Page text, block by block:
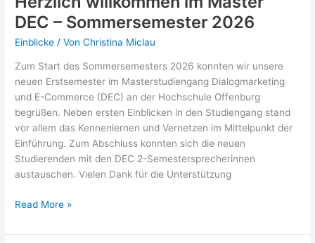
DEC – Sommersemester 2026
Einblicke / VonChristina Miclau
Zum Start des Sommersemesters 2026 konnten wir unsere
neuen Erstsemester im Masterstudiengang Dialogmarketing
und E-Commerce (DEC) an der Hochschule Offenburg
begrüßen. Neben ersten Einblicken in den Studiengang stand
vor allem das Kennenlernen und Vernetzen im Mittelpunkt der
Einführung. Zum Abschluss konnten sich die neuen
Studierenden mit den DEC 2-Semestersprecherinnen
austauschen. Vielen Dank für die Unterstützung
Herzlich
im
Read More »